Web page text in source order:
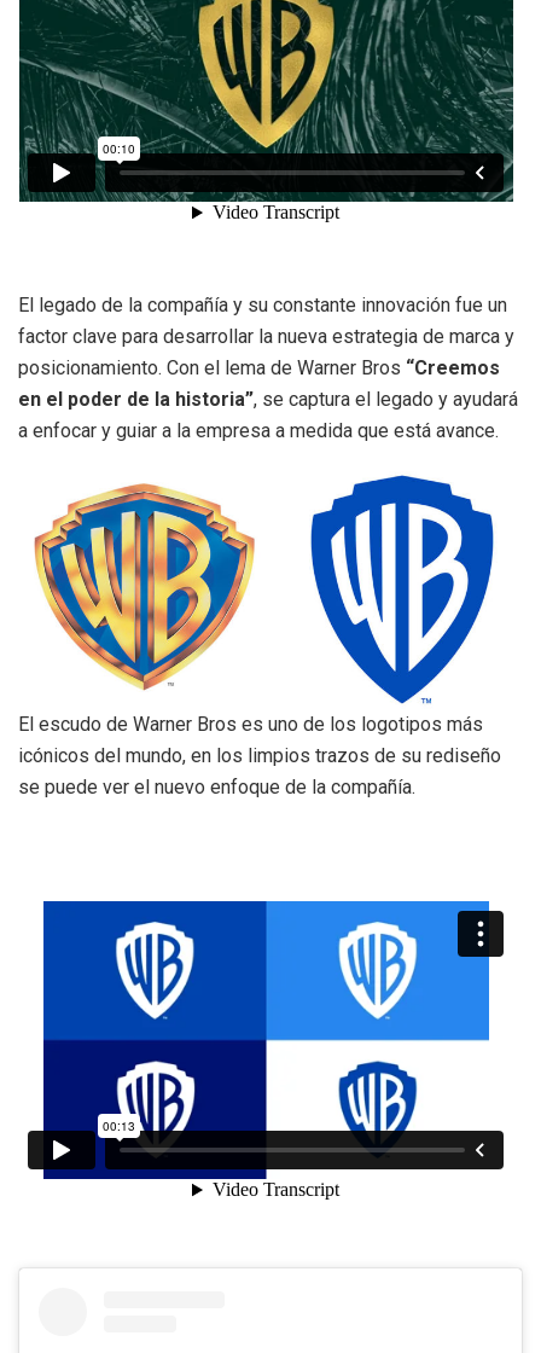
El legado de la compañía y su constante innovación fue un
factor clave para desarrollar la nueva estrategia de marca y
posicionamiento. Con el lema de Warner Bros “Creemos
en el poder de la historia”, se captura el legado y ayudará
a enfocar y guiar a la empresa a medida que está avance.
El escudo de Warner Bros es uno de los logotipos más
icónicos del mundo, en los limpios trazos de su rediseño
se puede ver el nuevo enfoque de la compañía.